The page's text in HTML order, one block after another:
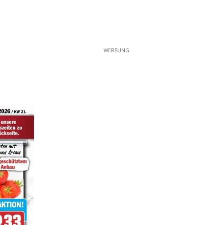
WERBUNG